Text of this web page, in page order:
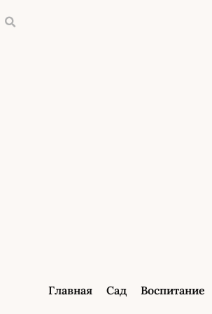
Главная Сад Воспитание